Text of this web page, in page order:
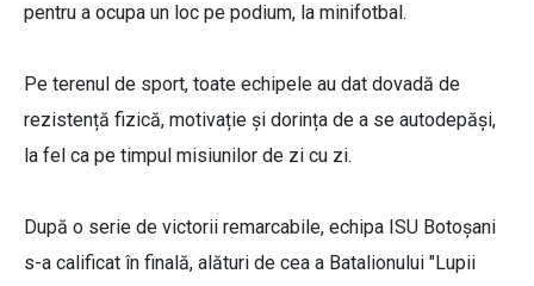
pentru a ocupa un loc pe podium, la minifotbal.
Pe terenul de sport, toate echipele au dat dovadă de
rezistență fizică, motivație și dorința de a se autodepăși,
la fel ca pe timpul misiunilor de zi cu zi.
După o serie de victorii remarcabile, echipa ISU Botoșani
s-a calificat în finală, alături de cea a Batalionului "Lupii